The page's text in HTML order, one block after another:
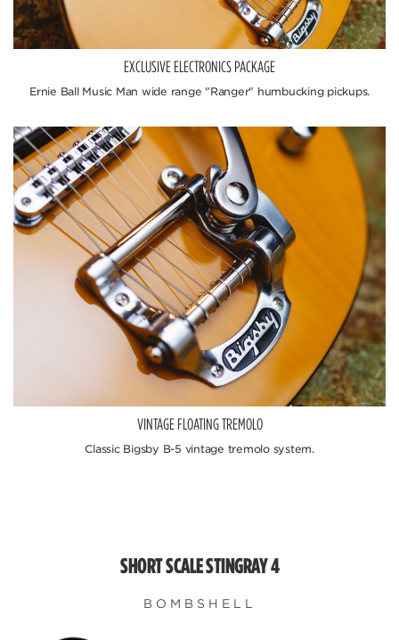
EXCLUSIVE ELECTRONICS PACKAGE
Ernie Ball Music Man wide range "Ranger" humbucking pickups.
VINTAGE FLOATING TREMOLO
Classic Bigsby B-5 vintage tremolo system.
SHORT SCALE STINGRAY 4
BOMBSHELL